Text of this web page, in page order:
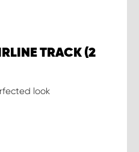
TRACK (2
look